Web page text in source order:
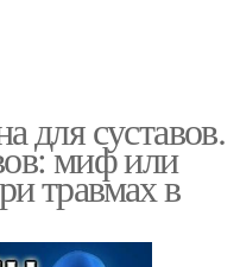
для суставов.
миф или
травмах в